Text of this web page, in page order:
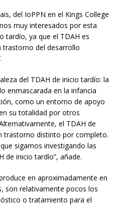
del IoPPN en el Kings College
muy interesados por esta
tardío, ya que el TDAH es
del desarrollo
del TDAH de inicio tardío: la
enmascarada en la infancia
como un entorno de apoyo
su totalidad por otros
el TDAH de
trastorno distinto por completo.
sigamos investigando las
de inicio tardío”, añade.
en aproximadamente en
son relativamente pocos los
o tratamiento para el